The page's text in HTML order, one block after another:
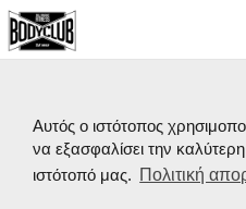
Αυτός ο ιστότοπος
να εξασφαλίσει την
ιστότοπό μας. Πολιτική